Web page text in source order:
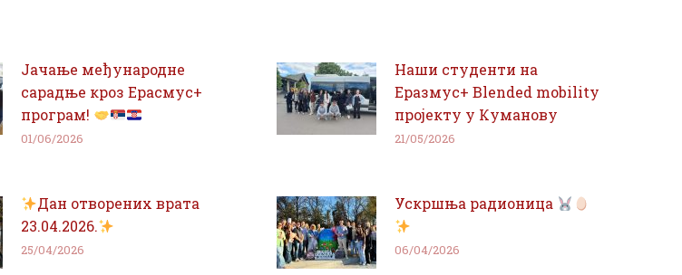
Јачање међународне
сарадње кроз Ерасмус+
програм!
01/06/2026
Наши студенти на
Еразмус+ Blended mobility
пројекту у Куманову
21/05/2026
Дан отворених врата
23.04.2026.
25/04/2026
Ускршња радионица
06/04/2026